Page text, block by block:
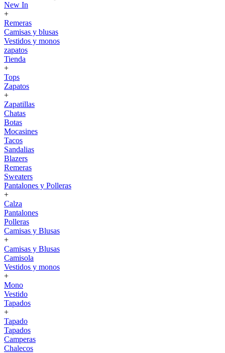
New In
+
Remeras
Camisas y blusas
Vestidos y monos
zapatos
Tienda
+
Tops
Zapatos
+
Zapatillas
Chatas
Botas
Mocasines
Tacos
Sandalias
Blazers
Remeras
Sweaters
Pantalones y Polleras
+
Calza
Pantalones
Polleras
Camisas y Blusas
+
Camisas y Blusas
Camisola
Vestidos y monos
+
Mono
Vestido
Tapados
+
Tapado
Tapados
Camperas
Chalecos